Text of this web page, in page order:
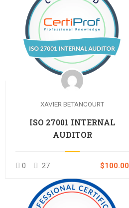
XAVIER BETANCOURT
ISO 27001 INTERNAL
AUDITOR
0 27 $100.00